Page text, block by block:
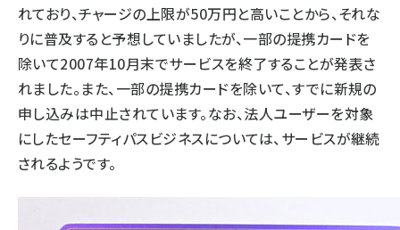
れており、チャージの上限が50万円と高いことから、それな
りに普及すると予想していましたが、一部の提携カードを
除いて2007年10月末でサービスを終了することが発表さ
れました。また、一部の提携カードを除いて、すでに新規の
申し込みは中止されています。なお、法人ユーザーを対象
にしたセーフティパスビジネスについては、サービスが継続
されるようです。